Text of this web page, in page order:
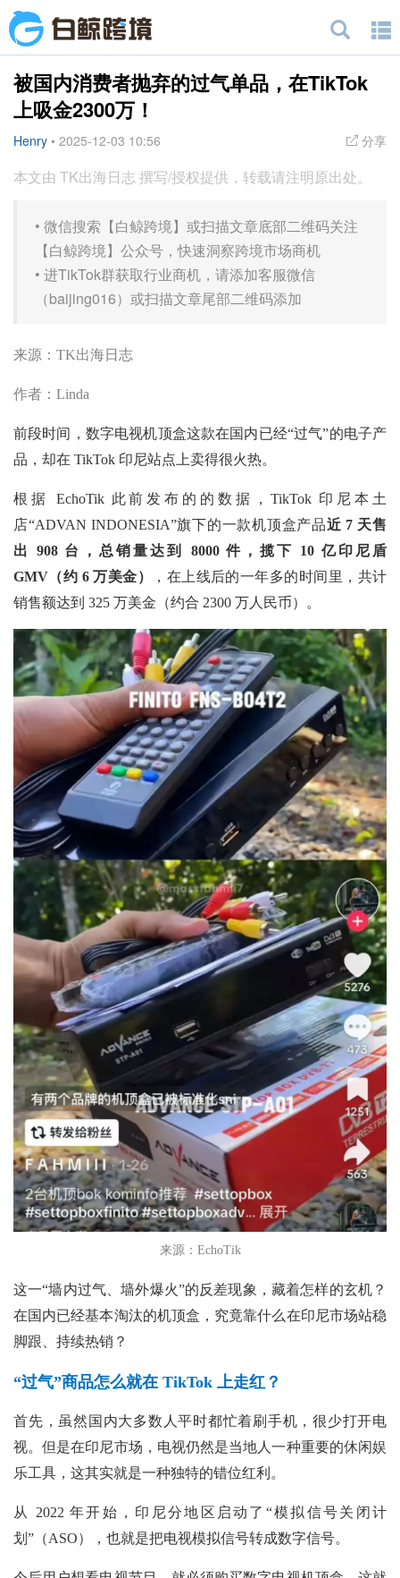
被国内消费者抛弃的过气单品，在TikTok
上吸金2300万！
Henry • 2025-12-03 10:56 分享
本文由 TK出海日志 撰写/授权提供，转载请注明原出处。
• 微信搜索【白鲸跨境】或扫描文章底部二维码关注
【白鲸跨境】公众号，快速洞察跨境市场商机
• 进TikTok群获取行业商机，请添加客服微信
（baijing016）或扫描文章尾部二维码添加
来源：TK出海日志
作者：Linda
前段时间，数字电视机顶盒这款在国内已经“过气”的电子产
品，却在 TikTok 印尼站点上卖得很火热。
根据 EchoTik 此前发布的的数据，TikTok 印尼本土
店“ADVAN INDONESIA”旗下的一款机顶盒产品近 7 天售
出 908 台，总销量达到 8000 件，揽下 10 亿印尼盾
GMV（约 6 万美金）
，在上线后的一年多的时间里，共计
销售额达到 325 万美金（约合 2300 万人民币）。
来源：EchoTik
这一“墙内过气、墙外爆火”的反差现象，藏着怎样的玄机？
在国内已经基本淘汰的机顶盒，究竟靠什么在印尼市场站稳
脚跟、持续热销？
“过气”商品怎么就在 TikTok 上走红？
首先，虽然国内大多数人平时都忙着刷手机，很少打开电
视。但是在印尼市场，电视仍然是当地人一种重要的休闲娱
乐工具，这其实就是一种独特的错位红利。
从
2022 年开始，印尼分地区启动了“模拟信号关闭计
划”（ASO），也就是把电视模拟信号转成数字信号。